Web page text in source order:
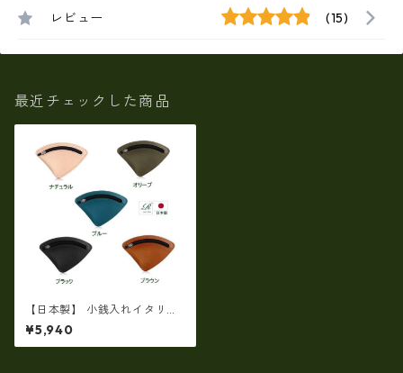
レビュー (15)
最近チェックした商品
【日本製】 小銭入れイタリア
産オイルレザー使用 三角薄
マチ ew-59213
¥5,940